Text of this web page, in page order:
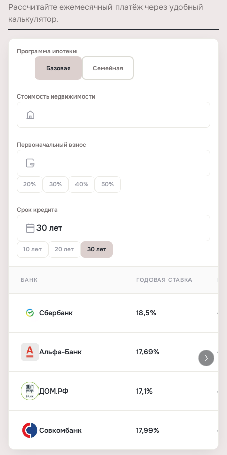
Рассчитайте ежемесячный платёж через удобный
калькулятор.
Программа ипотеки
Базовая Семейная
Стоимость недвижимости
Первоначальный взнос
20% 30% 40% 50%
Срок кредита
10 лет 20 лет 30 лет
БАНК ГОДОВАЯ СТАВКА
Сбербанк 18,5%
Альфа-Банк 17,69%
ДОМ.РФ 17,1%
Совкомбанк 17,99%